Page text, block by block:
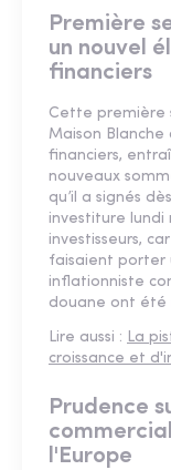
Première
un nouvel
financiers
Cette première
Maison Blanche
financiers,
nouveaux
qu’il a signés
investiture lundi
investisseurs,
faisaient porter
inflationniste
douane ont été
Lire aussi : La
croissance et
Prudence
l'Europe